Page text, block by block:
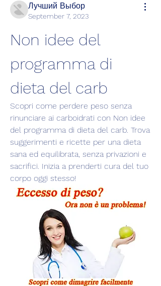
Лучший Выбор
September 7, 2023
Non idee del
programma di
dieta del carb
Scopri come perdere peso senza
rinunciare ai carboidrati con Non idee
del programma di dieta del carb. Trova
suggerimenti e ricette per una dieta
sana ed equilibrata, senza privazioni e
sacrifici. Inizia a prenderti cura del tuo
corpo oggi stesso!